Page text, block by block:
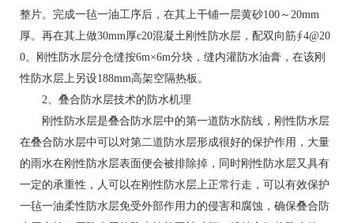
整片。完成一毡一油工序后，在其上干铺一层黄砂100～20mm
厚。再在其上做30mm厚c20混凝土刚性防水层，配双向筋∮4@20
0。刚性防水层分仓缝按6m×6m分块，缝内灌防水油膏，在该刚
性防水层上另设188mm高架空隔热板。
2、叠合防水层技术的防水机理
刚性防水层是叠合防水层中的第一道防水防线，刚性防水层
在叠合防水层中可以对第二道防水层形成很好的保护作用，大量
的雨水在刚性防水层表面便会被排除掉，同时刚性防水层又具有
一定的承重性，人可以在刚性防水层上正常行走，可以有效保护
一毡一油柔性防水层免受外部作用力的侵害和腐蚀，确保叠合防